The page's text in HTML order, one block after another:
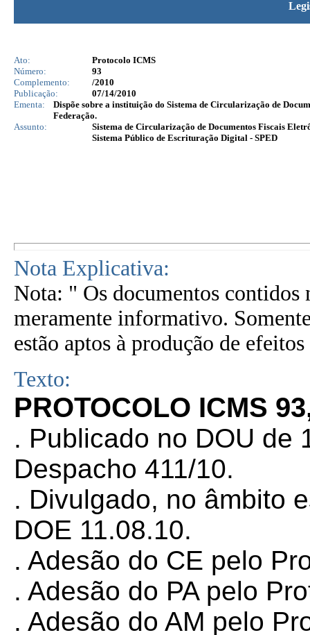
Ato:
Protocolo ICMS
Número:
93
Complemento:
/2010
Publicação:
07/14/2010
Ementa:
Dispõe sobre a instituição do Sistema de Circularização de
Federação.
Assunto:
Sistema de Circularização de Documentos Fiscais
Sistema Público de Escrituração Digital - SPED
Nota Explicativa:
Nota: " Os documentos contidos
meramente informativo.
estão aptos à produção de
Texto:
PROTOCOLO ICMS
. Publicado no DOU de
Despacho 411/10.
. Divulgado, no âmbito
DOE 11.08.10.
. Adesão do CE pelo
. Adesão do PA pelo
. Adesão do AM pelo